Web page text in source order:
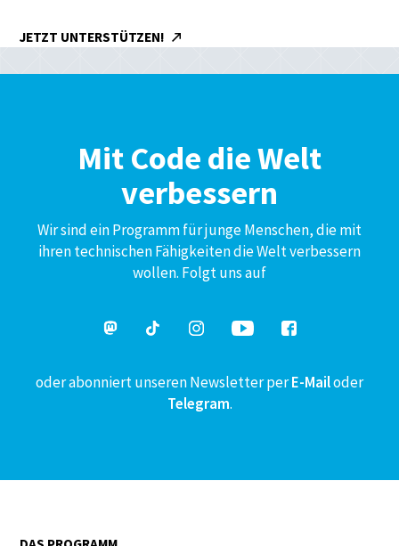
JETZT UNTERSTÜTZEN!
Mit Code die Welt
verbessern
Wir sind ein Programm für junge Menschen, die mit
ihren technischen Fähigkeiten die Welt verbessern
wollen. Folgt uns auf
oder abonniert unseren Newsletter perE-Mailoder
Telegram.